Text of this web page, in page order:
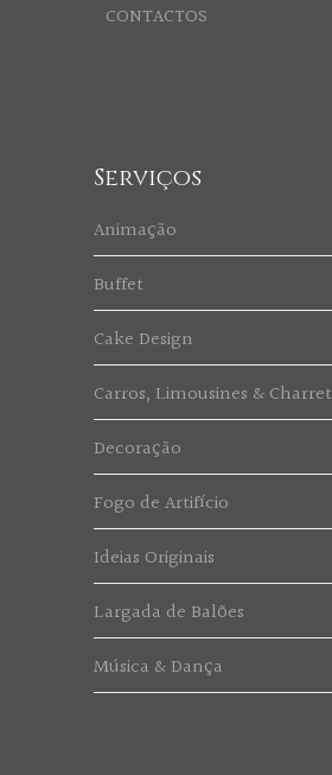
CONTACTOS
Serviços
Animação
Buffet
Cake Design
Carros, Limousines & Charret
Decoração
Fogo de Artifício
Ideias Originais
Largada de Balões
Música & Dança